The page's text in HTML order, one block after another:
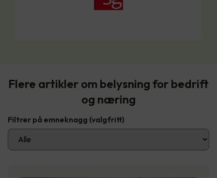
Flere artikler om belysning for bedrift
og næring
Filtrer på emneknagg (valgfritt)